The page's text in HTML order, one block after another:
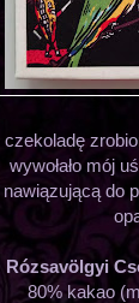
czekoladę
wywołało mój
nawiązującą do
Rózsavölgyi
80% kakao